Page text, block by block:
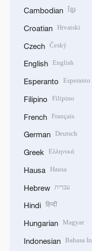
Cambodian ខ្មែរ
Croatian Hrvatski
Czech Český
English English
Esperanto Esperanto
Filipino Filipino
French Français
German Deutsch
Greek Ελληνικά
Hausa Hausa
Hebrew עברית
Hindi हिन्दी
Hungarian Magyar
Indonesian Bahasa